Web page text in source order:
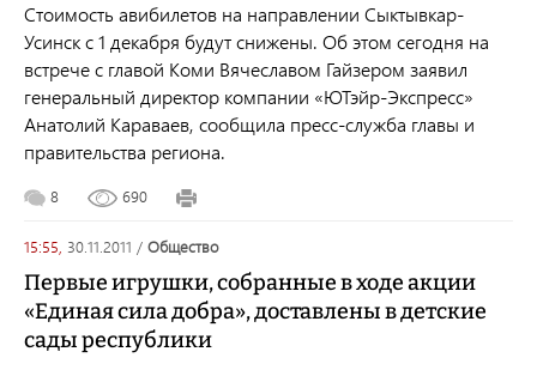
Стоимость авибилетов на направлении Сыктывкар-
Усинск с 1 декабря будут снижены. Об этом сегодня на
встрече с главой Коми Вячеславом Гайзером заявил
генеральный директор компании «ЮТэйр-Экспресс»
Анатолий Караваев, сообщила пресс-служба главы и
правительства региона.
8 690
15:55, 30.11.2011 / общество
Первые игрушки, собранные в ходе акции
«Единая сила добра», доставлены в детские
сады республики